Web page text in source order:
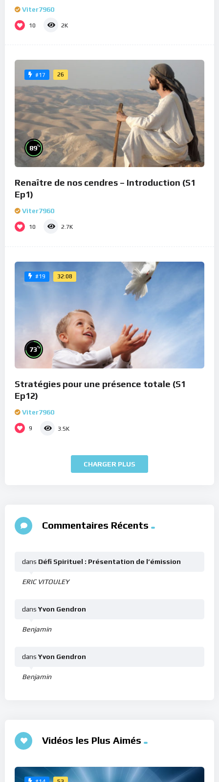
Viter7960
10 2K
#17 26
89%
Renaître de nos cendres – Introduction (S1
Ep1)
Viter7960
10 2.7K
#19 32:08
73%
Stratégies pour une présence totale (S1
Ep12)
Viter7960
9 3.5K
CHARGER PLUS
Commentaires Récents
ERIC VITOULEY
dans Défi Spirituel : Présentation de l’émission
Benjamin
dans Yvon Gendron
Benjamin
dans Yvon Gendron
Vidéos les Plus Aimés